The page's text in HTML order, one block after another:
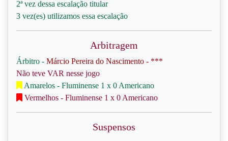
2ª vez dessa escalação titular
3 vez(es) utilizamos essa escalação
Arbitragem
Árbitro - Márcio Pereira do Nascimento - ***
Não teve VAR nesse jogo
Amarelos - Fluminense 1 x 0 Americano
Vermelhos - Fluminense 1 x 0 Americano
Suspensos